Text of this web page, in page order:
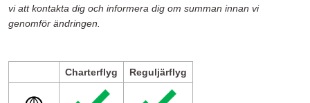
vi att kontakta dig och informera dig om summan innan vi
genomför ändringen.
Charterflyg Reguljärflyg